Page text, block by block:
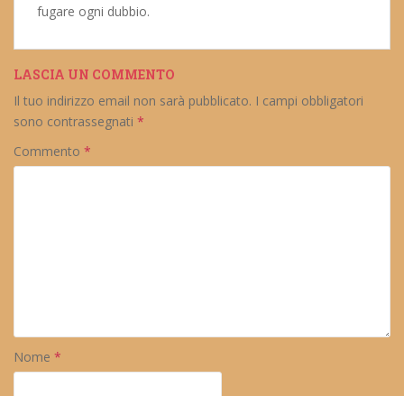
fugare ogni dubbio.
LASCIA UN COMMENTO
Il tuo indirizzo email non sarà pubblicato. I campi obbligatori
sono contrassegnati *
Commento *
Nome *